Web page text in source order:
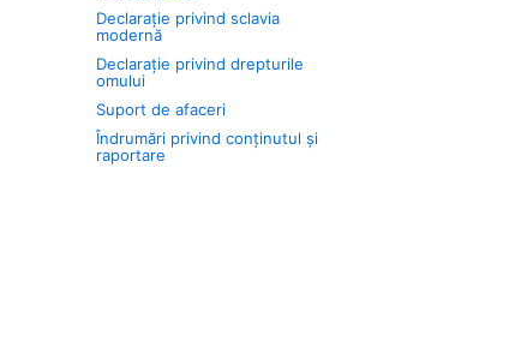
Declarație privind sclavia
modernă
Declarație privind drepturile
omului
Suport de afaceri
Îndrumări privind conținutul și
raportare